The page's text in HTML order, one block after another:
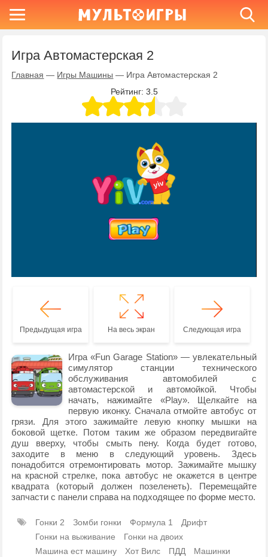
Игра Автомастерская 2
Главная — Игры Машины — Игра Автомастерская 2
Рейтинг: 3.5
Предыдущая игра На весь экран Следующая игра
Игра «Fun Garage Station» — увлекательный
симулятор станции технического
обслуживания автомобилей с
автомастерской и автомойкой. Чтобы
начать, нажимайте «Play». Щелкайте на
первую иконку. Сначала отмойте автобус от
грязи. Для этого зажимайте левую кнопку мышки на
боковой щетке. Потом таким же образом передвигайте
душ вверху, чтобы смыть пену. Когда будет готово,
заходите в меню в следующий уровень. Здесь
понадобится отремонтировать мотор. Зажимайте мышку
на красной стрелке, пока автобус не окажется в центре
квадрата (который должен позеленеть). Перемещайте
запчасти с панели справа на подходящее по форме место.
Гонки 2 Зомби гонки Формула 1
Дрифт
Гонки на выживание
Гонки на двоих
Машина ест машину
Хот Вилс ПДД
Машинки